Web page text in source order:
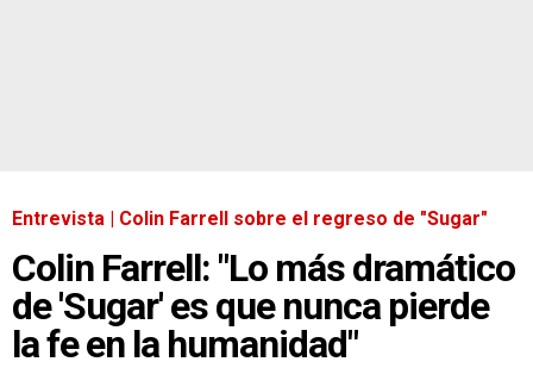
Entrevista | Colin Farrell sobre el regreso de "Sugar"
Colin Farrell: "Lo más dramático
de 'Sugar' es que nunca pierde
la fe en la humanidad"